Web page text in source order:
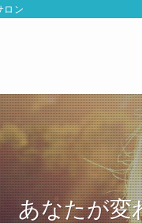
ロン
あなたが変